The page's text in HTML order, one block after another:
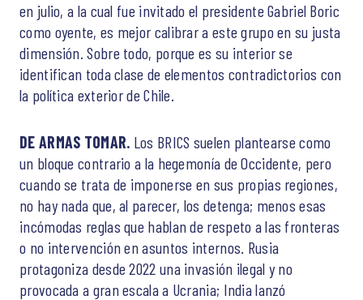
en julio, a la cual fue invitado el presidente Gabriel Boric
como oyente, es mejor calibrar a este grupo en su justa
dimensión. Sobre todo, porque es su interior se
identifican toda clase de elementos contradictorios con
la política exterior de Chile.
DE ARMAS TOMAR. Los BRICS suelen plantearse como
un bloque contrario a la hegemonía de Occidente, pero
cuando se trata de imponerse en sus propias regiones,
no hay nada que, al parecer, los detenga; menos esas
incómodas reglas que hablan de respeto a las fronteras
o no intervención en asuntos internos. Rusia
protagoniza desde 2022 una invasión ilegal y no
provocada a gran escala a Ucrania; India lanzó